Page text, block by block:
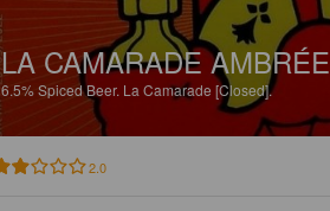
LA CAMARADE AMBRÉE
6.5%Spiced Beer. La Camarade [Closed].
2.0